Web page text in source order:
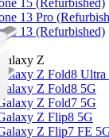
15 (Refurbished)
13 Pro
13 (Refurbished)
Z
Galaxy Z Fold8 Ultra
Galaxy Z Fold8 5G
Galaxy Z Fold7 5G
Galaxy Z Flip8 5G
Galaxy Z Flip7 FE